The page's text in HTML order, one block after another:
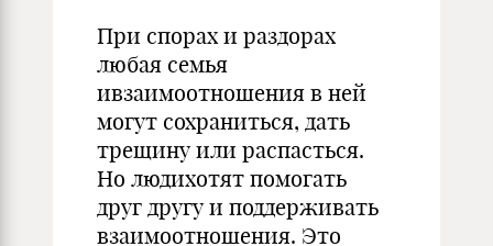
При спорах и раздорах
любая семья
ивзаимоотношения в ней
могут сохраниться, дать
трещину или распасться.
Но людихотят помогать
друг другу и поддерживать
взаимоотношения. Это